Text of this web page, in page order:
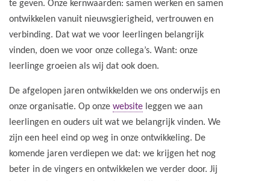
te geven. Onze kernwaarden: samen werken en samen
ontwikkelen vanuit nieuwsgierigheid, vertrouwen en
verbinding. Dat wat we voor leerlingen belangrijk
vinden, doen we voor onze collega’s. Want: onze
leerlinge groeien als wij dat ook doen.
De afgelopen jaren ontwikkelden we ons onderwijs en
onze organisatie. Op onze website leggen we aan
leerlingen en ouders uit wat we belangrijk vinden. We
zijn een heel eind op weg in onze ontwikkeling. De
komende jaren verdiepen we dat: we krijgen het nog
beter in de vingers en ontwikkelen we verder door. Jij